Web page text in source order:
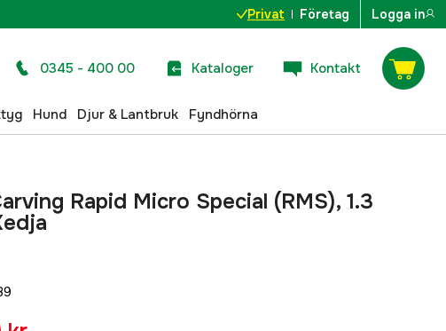
Privat Företag Logga in
0345 - 400 00 Kataloger Kontakt
Hund Djur & Lantbruk Fyndhörna
Rapid Micro Special (RMS), 1.3